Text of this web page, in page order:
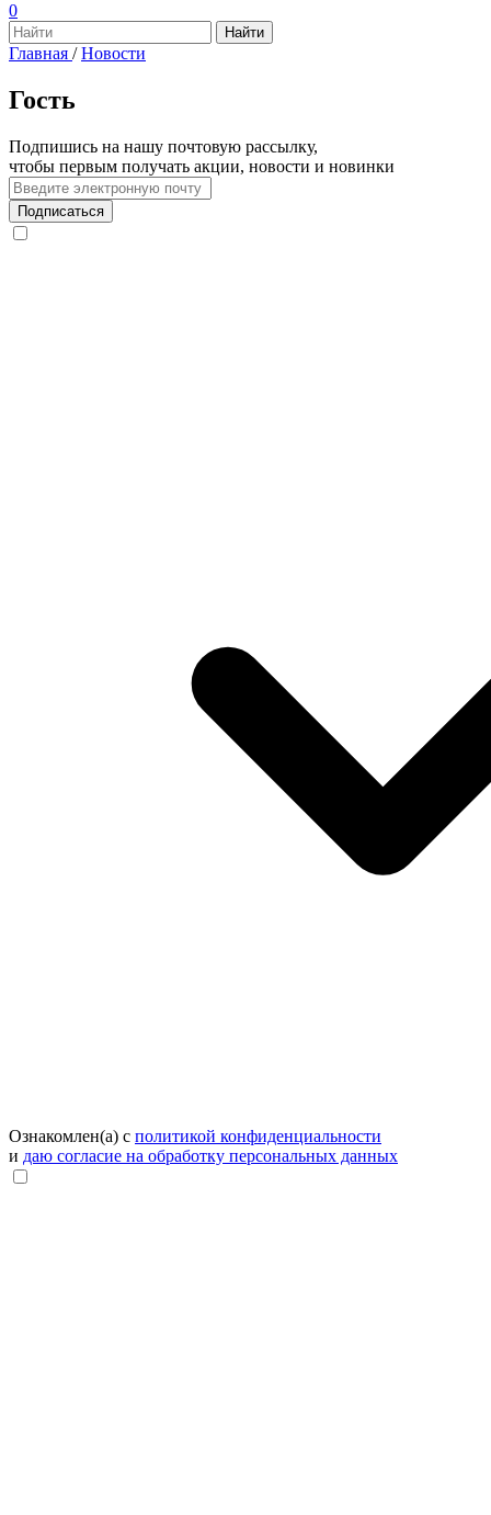
0
Главная / Новости
Гость
Подпишись на нашу почтовую рассылку,
чтобы первым получать акции, новости и новинки
Подписаться
Ознакомлен(а) с политикой конфиденциальности
и даю согласие на обработку персональных данных